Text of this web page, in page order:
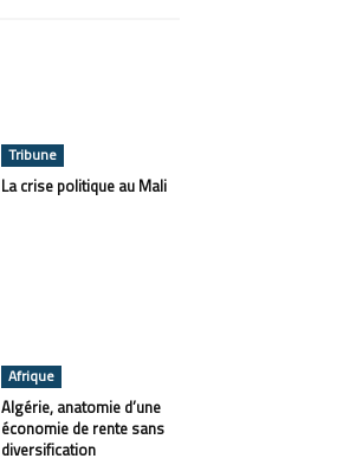
Tribune
La crise politique au Mali
Afrique
Algérie, anatomie d’une
économie de rente sans
diversification